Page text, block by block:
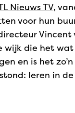
Nieuws TV,
voor hun
die het
en is het
leren in